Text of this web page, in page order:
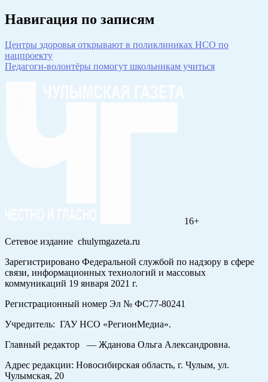
Навигация по записям
Центры здоровья открывают в поликлиниках НСО по
нацпроекту
Педагоги-волонтёры помогут школьникам учиться
16+
Сетевое издание chulymgazeta.ru
Зарегистрировано Федеральной службой по надзору в сфере
связи, информационных технологий и массовых
коммуникаций 19 января 2021 г.
Регистрационный номер Эл № ФС77-80241
Учредитель: ГАУ НСО «РегионМедиа».
Главный редактор — Жданова Ольга Александровна.
Адрес редакции: Новосибирская область, г. Чулым, ул.
Чулымская, 20